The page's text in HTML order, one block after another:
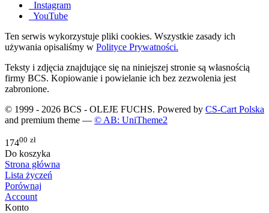
Instagram
YouTube
Ten serwis wykorzystuje pliki cookies. Wszystkie zasady ich
używania opisaliśmy w Polityce Prywatności.
Teksty i zdjęcia znajdujące się na niniejszej stronie są własnością
firmy BCS. Kopiowanie i powielanie ich bez zezwolenia jest
zabronione.
© 1999 - 2026 BCS - OLEJE FUCHS. Powered by CS-Cart Polska
and premium theme — © AB: UniTheme2
17400 zł
Do koszyka
Strona główna
Lista życzeń
Porównaj
Account
Konto